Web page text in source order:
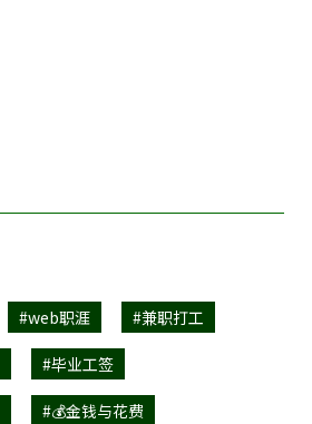
#web职涯 #兼职打工
#毕业工签
#💰金钱与花费